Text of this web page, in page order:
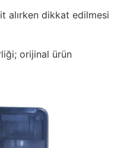
alırken dikkat edilmesi
orijinal ürün